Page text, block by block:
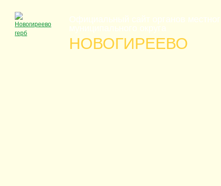
Официальный сайт органов
муниципального округа
НОВОГИРЕЕВО